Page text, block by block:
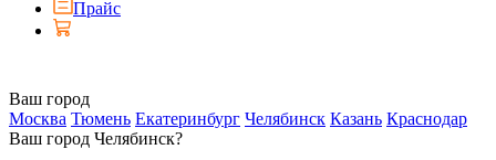
Прайс
Ваш город
Москва Тюмень Екатеринбург Челябинск Казань Краснодар
Ваш город Челябинск?